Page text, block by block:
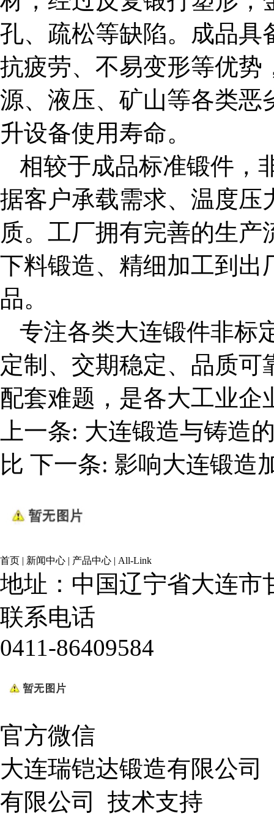
孔、疏松等缺陷。成品具
抗疲劳、不易变形等优势
源、液压、矿山等各类恶
升设备使用寿命。
相较于成品标准锻件，
据客户承载需求、温度压
质。工厂拥有完善的生
下料锻造、精细加工到出
品。
专注各类大连锻件非标
定制、交期稳定、品质
配套难题，是各大工业企
上一条: 大连锻造与铸造
比 下一条: 影响大连锻造
首页 | 新闻中心 | 产品中心 | All-Link
地址：中国辽宁省大连市
联系电话
0411-86409584
官方微信
大连瑞铠达锻造有限公
有限公司
技术支持